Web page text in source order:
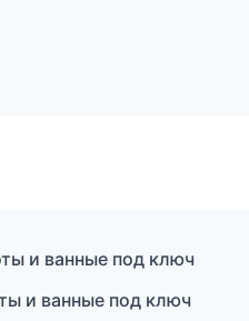
и ванные под ключ
и ванные под ключ